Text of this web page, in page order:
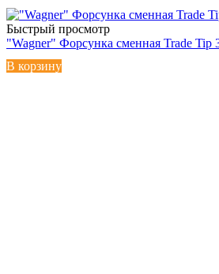
Быстрый просмотр
"Wagner" Форсунка сменная Trade Tip
В корзину